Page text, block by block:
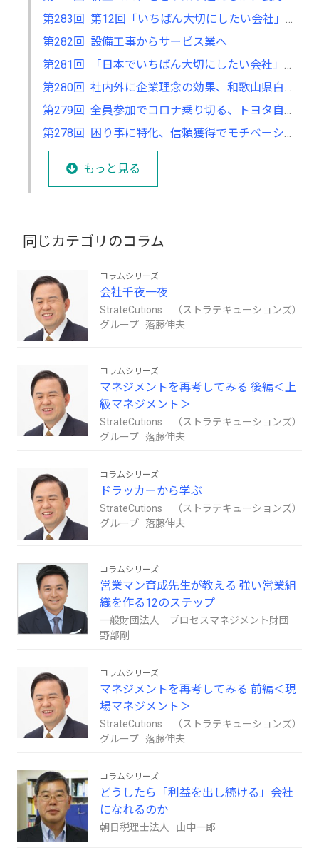
第282回 設備工事からサービス業へ
もっと見る
同じカテゴリのコラム
コラムシリーズ
会社千夜一夜
StrateCutions （ストラテキューションズ）
グループ 落藤伸夫
コラムシリーズ
マネジメントを再考してみる 後編＜上
級マネジメント＞
StrateCutions （ストラテキューションズ）
グループ 落藤伸夫
コラムシリーズ
ドラッカーから学ぶ
StrateCutions （ストラテキューションズ）
グループ 落藤伸夫
コラムシリーズ
営業マン育成先生が教える 強い営業組
織を作る12のステップ
一般財団法人 プロセスマネジメント財団
野部剛
コラムシリーズ
マネジメントを再考してみる 前編＜現
場マネジメント＞
StrateCutions （ストラテキューションズ）
グループ 落藤伸夫
コラムシリーズ
どうしたら「利益を出し続ける」会社
になれるのか
朝日税理士法人 山中一郎